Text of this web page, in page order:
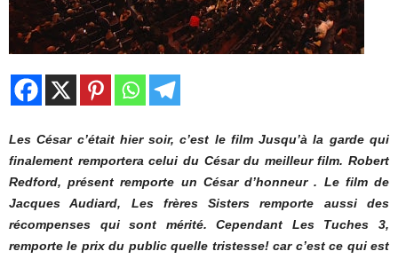
Les César c’était hier soir, c’est le film Jusqu’à la garde qui
finalement remportera celui du César du meilleur film. Robert
Redford, présent remporte un César d’honneur . Le film de
Jacques Audiard, Les frères Sisters remporte aussi des
récompenses qui sont mérité. Cependant Les Tuches 3,
remporte le prix du public quelle tristesse! car c’est ce qui est